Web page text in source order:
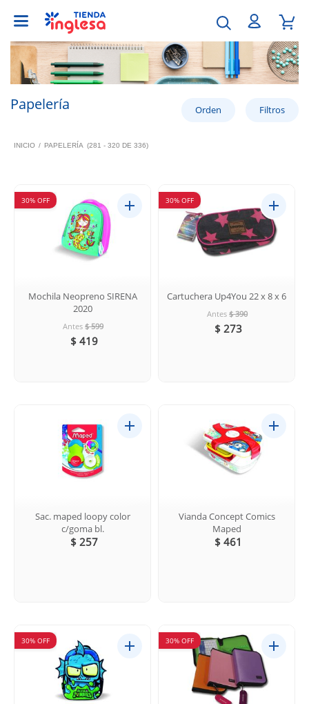
Papelería
INICIO / PAPELERÍA (281 - 320 DE 336)
30% OFF
Mochila Neopreno SIRENA
2020
Antes $ 599
$ 419
30% OFF
Cartuchera Up4You 22 x 8 x 6
Antes $ 390
$ 273
Sac. maped loopy color
c/goma bl.
$ 257
Vianda Concept Comics
Maped
$ 461
30% OFF 30% OFF